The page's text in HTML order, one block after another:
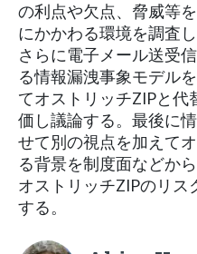
の利点や欠点、脅威等
にかかわる環境を調査
さらに電子メール送受
る情報漏洩事象モデル
てオストリッチZIPと代
価し議論する。最後に
せて別の視点を加えて
る背景を制度面などか
オストリッチZIPのリス
する。